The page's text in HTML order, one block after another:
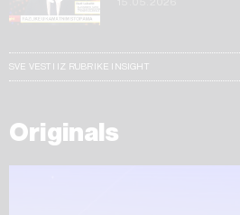
SVE VESTI IZ RUBRIKE INSIGHT
Originals